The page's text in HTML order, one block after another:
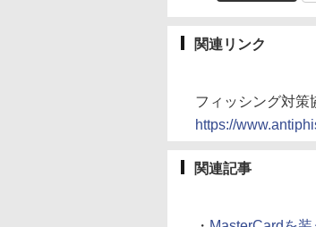
関連リンク
フィッシング対策
https://
関連記事